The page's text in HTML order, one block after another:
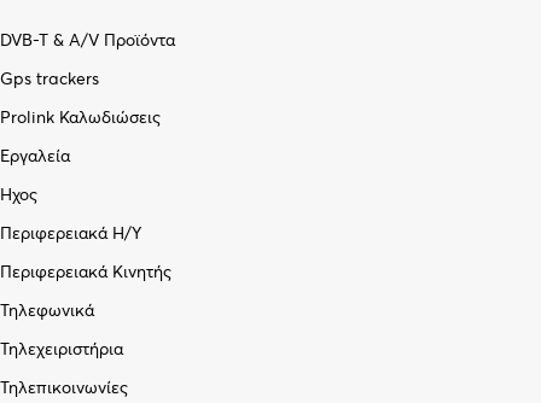
DVB-T & A/V Προϊόντα
Gps trackers
Prolink Καλωδιώσεις
Εργαλεία
Ήχος
Περιφερειακά Η/Υ
Περιφερειακά Κινητής
Τηλεφωνικά
Τηλεχειριστήρια
Τηλεπικοινωνίες